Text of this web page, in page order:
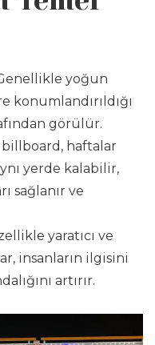
yoğun
görülür.
haftalar
yerde kalabilir,
sağlanır ve
yaratıcı ve
insanların ilgisini
artırır.